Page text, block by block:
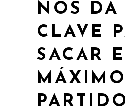
NOS DA
CLAVE
SACAR
MÁXIMO